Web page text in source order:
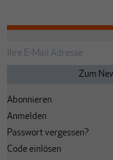
Abonnieren
Anmelden
Passwort vergessen?
Code einlösen